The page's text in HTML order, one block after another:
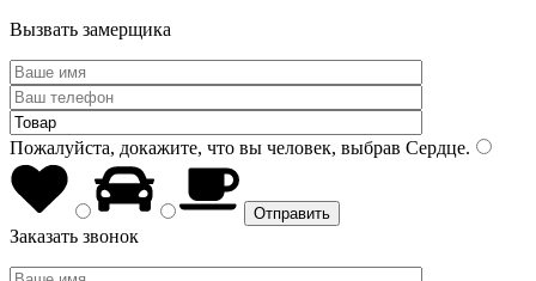
Вызвать замерщика
Пожалуйста, докажите, что вы человек, выбрав Сердце.
Заказать звонок